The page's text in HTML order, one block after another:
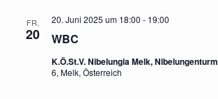
FR.
20 WBC
20. Juni 2025 um 18:00 - 19:00
K.Ö.St.V. Nibelungia Melk, Nibelungenturm
6, Melk, Österreich